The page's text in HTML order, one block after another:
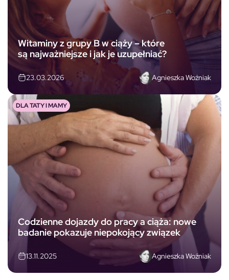
Witaminy z grupy B w ciąży – które
są najważniejsze i jak je uzupełniać?
23.03.2026 Agnieszka Woźniak
Codzienne dojazdy do pracy a ciąża: nowe
badanie pokazuje niepokojący związek
13.11.2025 Agnieszka Woźniak
DLA TATY I MAMY